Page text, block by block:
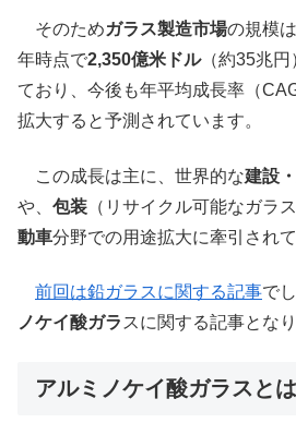
そのためガラス製造市場の規模
年時点で2,350億米ドル（約35兆円
ており、今後も年平均成長率（
拡大すると予測されています。
この成長は主に、世界的な建設
や、 包装 （リサイクル可能なガラ
動車分野での用途拡大に牽引されて
前回は鉛ガラスに関する記事で
ノケイ酸ガラ スに関する記事となり
アルミノケイ酸ガラスと